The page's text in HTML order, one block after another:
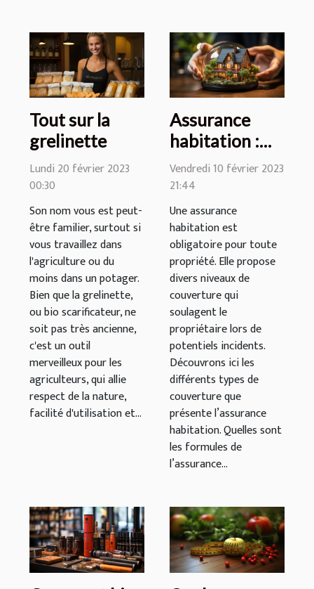
Tout sur la
grelinette
Lundi 20 février 2023
00:30
Son nom vous est peut-
être familier, surtout si
vous travaillez dans
l'agriculture ou du
moins dans un potager.
Bien que la grelinette,
ou bio scarificateur, ne
soit pas très ancienne,
c'est un outil
merveilleux pour les
agriculteurs, qui allie
respect de la nature,
facilité d'utilisation et...
Assurance
habitation :
quelles
garanties
espérer ?
Vendredi 10 février 2023
21:44
Une assurance
habitation est
obligatoire pour toute
propriété. Elle propose
divers niveaux de
couverture qui
soulagent le
propriétaire lors de
potentiels incidents.
Découvrons ici les
différents types de
couverture que
présente l’assurance
habitation. Quelles sont
les formules de
l’assurance...